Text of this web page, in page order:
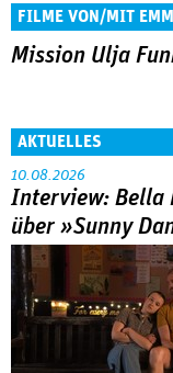
FILME VON/MIT
Mission Ulja
AKTUELLES
10.08.2026
Interview: Bella
über »Sunny